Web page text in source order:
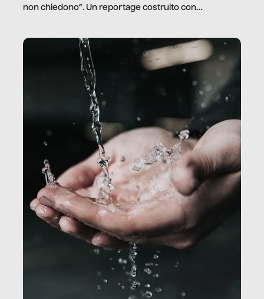
non chiedono”. Un reportage costruito con